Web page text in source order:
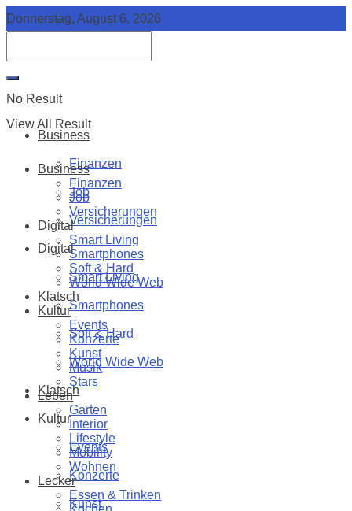
Donnerstag, August 6, 2026
No Result
View All Result
Business
Finanzen
Job
Versicherungen
Digital
Smart Living
Smartphones
Soft & Hard
World Wide Web
Klatsch
Kultur
Events
Konzerte
Kunst
Business
Finanzen
Job
Versicherungen
Digital
Smart Living
Smartphones
Soft & Hard
World Wide Web
Klatsch
Kultur
Events
Konzerte
Kunst
Musik
Stars
Leben
Garten
Interior
Lifestyle
Mobility
Wohnen
Lecker
Essen & Trinken